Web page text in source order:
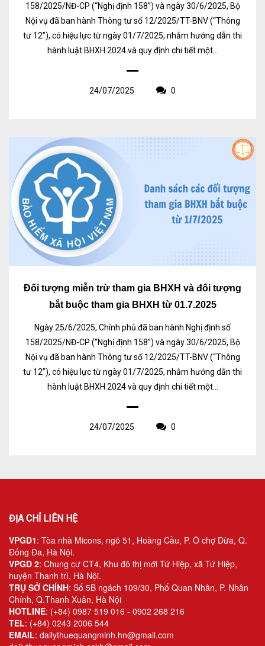
158/2025/NĐ-CP (“Nghị định 158”) và ngày 30/6/2025, Bộ
Nội vụ đã ban hành Thông tư số 12/2025/TT-BNV (“Thông
tư 12”), có hiệu lực từ ngày 01/7/2025, nhằm hướng dẫn thi
hành luật BHXH 2024 và quy định chi tiết một...
24/07/2025 0
Đối tượng miễn trừ tham gia BHXH và đối tượng
bắt buộc tham gia BHXH từ 01.7.2025
Ngày 25/6/2025, Chính phủ đã ban hành Nghị định số
158/2025/NĐ-CP (“Nghị định 158”) và ngày 30/6/2025, Bộ
Nội vụ đã ban hành Thông tư số 12/2025/TT-BNV (“Thông
tư 12”), có hiệu lực từ ngày 01/7/2025, nhằm hướng dẫn thi
hành luật BHXH 2024 và quy định chi tiết một...
24/07/2025 0
ĐỊA CHỈ LIÊN HỆ
VPGD1: Tòa nhà Micons, ngõ 51, Hoàng Cầu, P. Ô chợ Dừa, Q.
Đống Đa, Hà Nội.
VPGD 2: Chung cư CT4, Khu đô thị mới Tứ Hiệp, xã Tứ Hiệp,
huyện Thanh trì, Hà Nội.
TRỤ SỞ CHÍNH: Số 5B ngách 109/30, Phố Quan Nhân, P. Nhân
Chính, Q.Thanh Xuân, Hà Nội
HOTLINE: (+84) 0987 519 016 - 0902 268 216
TEL: (+84) 0243 2006 544
EMAIL: dailythuequangminh.hn@gmail.com